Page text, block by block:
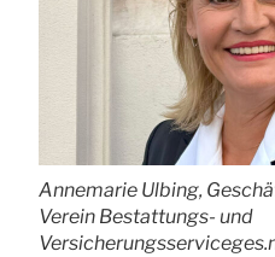
Annemarie Ulbing,
Verein Bestattungs- und